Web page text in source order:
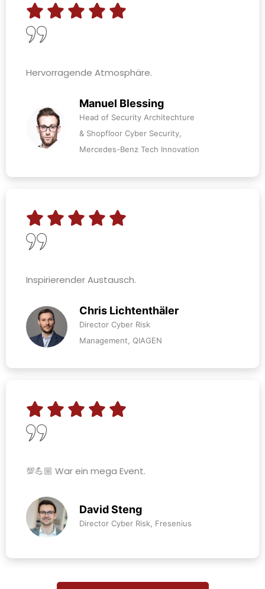
Hervorragende Atmosphäre.
Manuel Blessing
Head of Security Architechture
& Shopfloor Cyber Security,
Mercedes-Benz Tech Innovation
Inspirierender Austausch.
Chris Lichtenthäler
Director Cyber Risk
Management, QIAGEN
💯💪🏼 War ein mega Event.
David Steng
Director Cyber Risk, Fresenius